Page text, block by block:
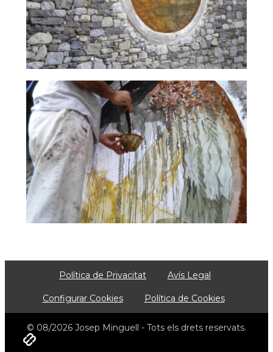
Política de Privacitat Avís Legal
Configurar Cookies Política de Cookies
© 08/2026 Josep Minguell - Tots els drets reservats.